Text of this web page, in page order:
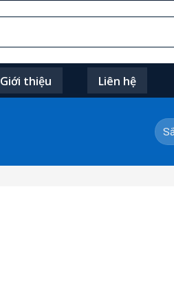
Giới thiệu Liên hệ